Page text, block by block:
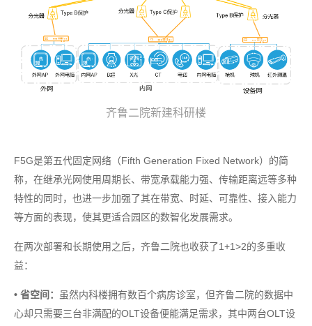
齐鲁二院新建科研楼
F5G是第五代固定网络（Fifth Generation Fixed Network）的简
称，在继承光网使用周期长、带宽承载能力强、传输距离远等多种
特性的同时，也进一步加强了其在带宽、时延、可靠性、接入能力
等方面的表现，使其更适合园区的数智化发展需求。
在两次部署和长期使用之后，齐鲁二院也收获了1+1>2的多重收
益：
• 省空间：
虽然内科楼拥有数百个病房诊室，但齐鲁二院的数据中
心却只需要三台非满配的OLT设备便能满足需求，其中两台OLT设